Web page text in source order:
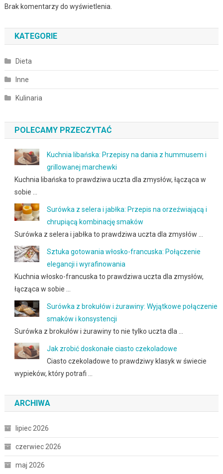
Brak komentarzy do wyświetlenia.
KATEGORIE
Dieta
Inne
Kulinaria
POLECAMY PRZECZYTAĆ
Kuchnia libańska: Przepisy na dania z hummusem i
grillowanej marchewki
Kuchnia libańska to prawdziwa uczta dla zmysłów, łącząca w
sobie …
Surówka z selera i jabłka: Przepis na orzeźwiającą i
chrupiącą kombinację smaków
Surówka z selera i jabłka to prawdziwa uczta dla zmysłów …
Sztuka gotowania włosko-francuska: Połączenie
elegancji i wyrafinowania
Kuchnia włosko-francuska to prawdziwa uczta dla zmysłów,
łącząca w sobie …
Surówka z brokułów i żurawiny: Wyjątkowe połączenie
smaków i konsystencji
Surówka z brokułów i żurawiny to nie tylko uczta dla …
Jak zrobić doskonałe ciasto czekoladowe
Ciasto czekoladowe to prawdziwy klasyk w świecie
wypieków, który potrafi …
ARCHIWA
lipiec 2026
czerwiec 2026
maj 2026